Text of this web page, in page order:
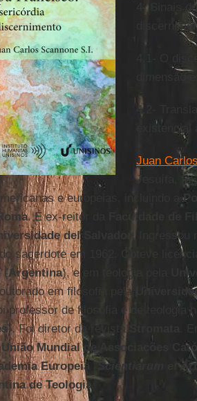
4-
Sinais
4.1- O
dimensão
4.2-
Juan
Jesuíta, foi
e europeias, incluindo a
. É ex-reitor da
Faculdade de
del Salvador . Ingressou
sacerdote em 1962. Obteve
(Argentina), e em teologia pela
em filosofia pela
professor de filosofia e de teologia
). Foi diretor da revista
.
União Mundial de Associações
Europeia “ Scientiarum et
de Teologia